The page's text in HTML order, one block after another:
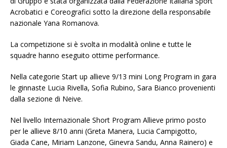
Acrobatici e Coreografici sotto la direzione della responsabile
nazionale Yana Romanova.
La competizione si è svolta in modalità online e tutte le
squadre hanno eseguito ottime performance.
Nella categorie Start up allieve 9/13 mini Long Program in gara
le ginnaste Lucia Rivella, Sofia Rubino, Sara Bianco provenienti
dalla sezione di Neive.
Nel livello Internazionale Short Program Allieve primo posto
per le allieve 8/10 anni (Greta Manera, Lucia Campigotto,
Giada Cane, Miriam Lanzone, Ginevra Sandu, Anna Rainero) e